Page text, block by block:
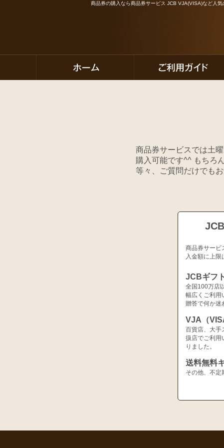
商品券の購入なら商品券サービス JCB VJA(VISA)など人
商品券サービスでは土
購入可能です^^ もちろ
等々、ご質問だけでも
商品券サービ
入金額に上限
JCBギフ
全国100万店
幅広くご利用
贈答で何か迷
VJA（
百貨店、大手
扱店でご利用
りました。
送料無料
その他、不定